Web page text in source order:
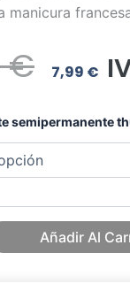
manicura
€ El
Era:
7,99 €El
semipermanente
Añadir Al